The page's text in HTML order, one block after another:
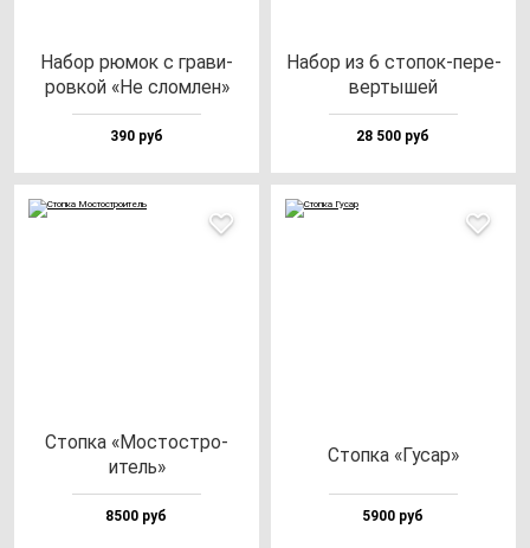
Набор рю­мок с гра­ви­
ров­кой «Не слом­лен»
390 руб
Набор из 6 сто­пок-пе­ре­
вер­ты­шей
28 500 руб
Стоп­ка «Мос­тос­тро­
итель»
8500 руб
Стоп­ка «Гусар»
5900 руб